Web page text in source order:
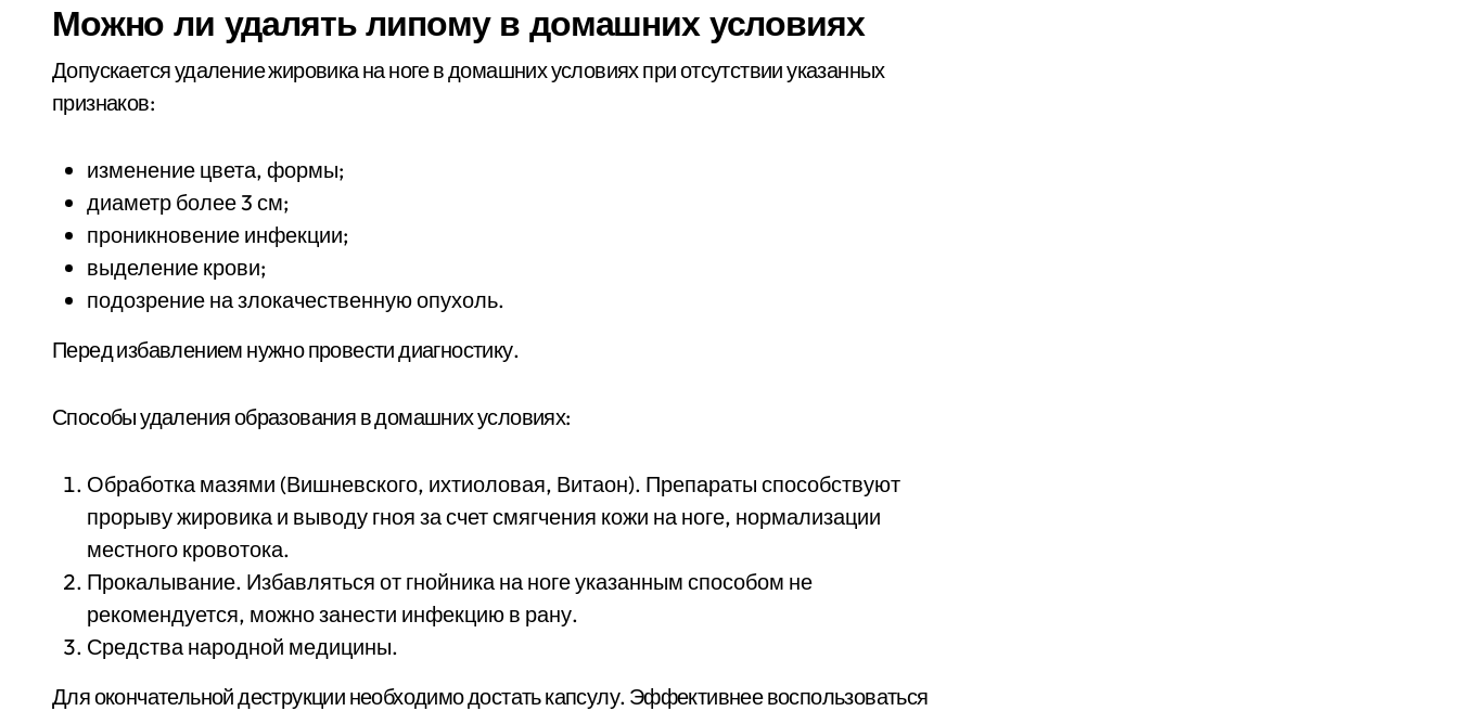
Можно ли удалять липому в домашних условиях
Допускается удаление жировика на ноге в домашних условиях при отсутствии указанных
признаков:
изменение цвета, формы;
диаметр более 3 см;
проникновение инфекции;
выделение крови;
подозрение на злокачественную опухоль.
Перед избавлением нужно провести диагностику.
Способы удаления образования в домашних условиях:
Обработка мазями (Вишневского, ихтиоловая, Витаон). Препараты способствуют
прорыву жировика и выводу гноя за счет смягчения кожи на ноге, нормализации
местного кровотока.
Прокалывание. Избавляться от гнойника на ноге указанным способом не
рекомендуется, можно занести инфекцию в рану.
Средства народной медицины.
Для окончательной деструкции необходимо достать капсулу. Эффективнее воспользоваться